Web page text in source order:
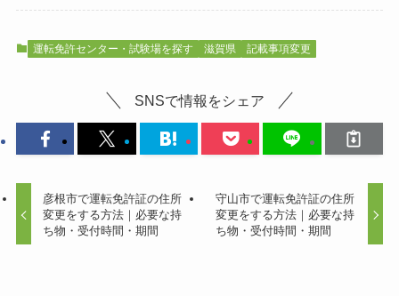
運転免許センター・試験場を探す 滋賀県 記載事項変更
SNSで情報をシェア
彦根市で運転免許証の住所
変更をする方法｜必要な持
ち物・受付時間・期間
守山市で運転免許証の住所
変更をする方法｜必要な持
ち物・受付時間・期間